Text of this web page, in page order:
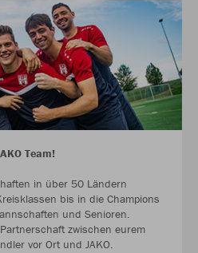
Team!
in über 50 Ländern
bis in die Champions
und Senioren.
zwischen eurem
vor Ort und JAKO.